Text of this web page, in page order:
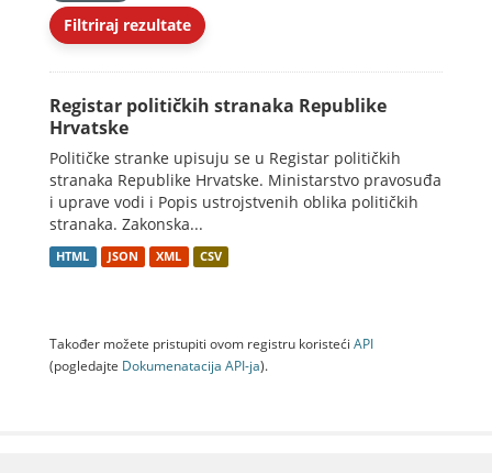
Filtriraj rezultate
Registar političkih stranaka Republike
Hrvatske
Političke stranke upisuju se u Registar političkih
stranaka Republike Hrvatske. Ministarstvo pravosuđa
i uprave vodi i Popis ustrojstvenih oblika političkih
stranaka. Zakonska...
HTML JSON XML CSV
Također možete pristupiti ovom registru koristeći API
(pogledajte Dokumenаtаcijа API-jа).